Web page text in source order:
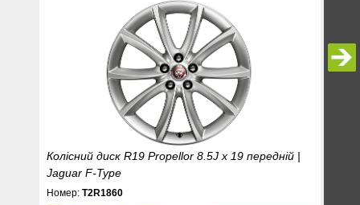
Колісний диск R19 Propellor 8.5J x 19 передній |
Jaguar F-Type
Номер:T2R1860